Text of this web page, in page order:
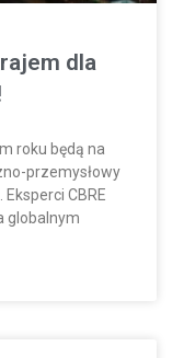
dla
roku będą na
przemysłowy
CBRE
globalnym